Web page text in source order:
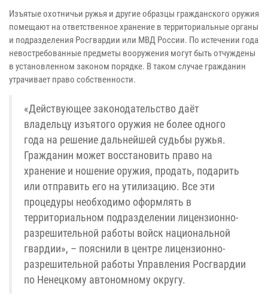
Изъятые охотничьи ружья и другие образцы гражданского оружия
помещают на ответственное хранение в территориальные органы
и подразделения Росгвардии или МВД России. По истечении года
невостребованные предметы вооружения могут быть отчуждены
в установленном законом порядке. В таком случае гражданин
утрачивает право собственности.
«Действующее законодательство даёт
владельцу изъятого оружия не более одного
года на решение дальнейшей судьбы ружья.
Гражданин может восстановить право на
хранение и ношение оружия, продать, подарить
или отправить его на утилизацию. Все эти
процедуры необходимо оформлять в
территориальном подразделении лицензионно-
разрешительной работы войск национальной
гвардии», – пояснили в центре лицензионно-
разрешительной работы Управления Росгвардии
по Ненецкому автономному округу.